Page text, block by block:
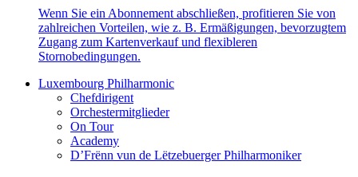
Wenn Sie ein Abonnement abschließen, profitieren Sie von
zahlreichen Vorteilen, wie z. B. Ermäßigungen, bevorzugtem
Zugang zum Kartenverkauf und flexibleren
Stornobedingungen.
Luxembourg Philharmonic
Chefdirigent
Orchestermitglieder
On Tour
Academy
D’Frënn vun de Lëtzebuerger Philharmoniker